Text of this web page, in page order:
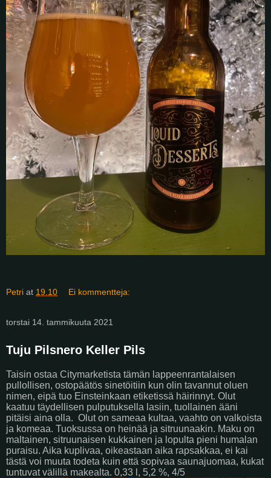
Petri at 19.10 Ei kommentteja:
torstai 14. tammikuuta 2021
Tuju Pilsnero Keller Pils
Taisin ostaa Citymarketista tämän lappeenrantalaisen
pullollisen, ostopäätös sinetöitiin kun olin tavannut oluen
nimen, eipä tuo Einsteinkaan etiketissä häirinnyt. Olut
kaatuu täydellisen pulputuksella lasiin, tuollainen ääni
pitäisi aina olla. Olut on sameaa kultaa, vaahto on valkoista
ja komeaa. Tuoksussa on heinää ja sitruunaakin. Maku on
maltainen, sitruunaisen kukkainen ja lopulta pieni humalan
puraisu. Aika kuplivaa, oikeastaan aika rapsakkaa, ei kai
tästä voi muuta todeta kuin että sopivaa saunajuomaa, kukat
tuntuvat välillä makealta. 0,33 l, 5,2 %, 4/5